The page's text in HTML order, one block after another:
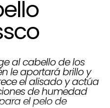
al cabello de los
le aportará brillo y
el alisado y actúa
de humedad
el pelo de